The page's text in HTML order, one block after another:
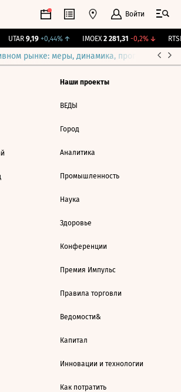
Войти
UTAR 9,19 +0,44%↑ IMOEX 2 281,31 -0,2%↓ RTSI
рынке: меры, динамика, прогнозы
Наши проекты
ВЕДЫ
Город
Аналитика
Промышленность
Наука
Здоровье
Конференции
Премия Импульс
Правила торговли
Ведомости&
Капитал
Инновации и технологии
Как потратить